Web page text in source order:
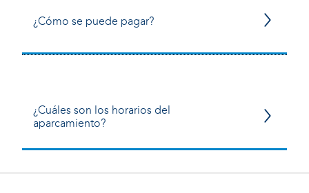
¿Cómo se puede pagar?
¿Cuáles son los horarios del
aparcamiento?